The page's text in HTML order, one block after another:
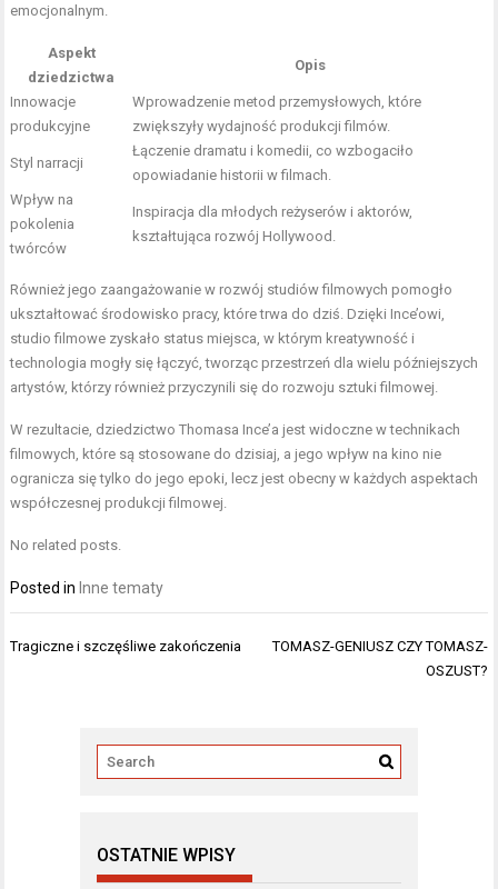
emocjonalnym.
Aspekt
dziedzictwa
Opis
Innowacje
produkcyjne
Wprowadzenie metod przemysłowych, które
zwiększyły wydajność produkcji filmów.
Styl narracji
Łączenie dramatu i komedii, co wzbogaciło
opowiadanie historii w filmach.
Wpływ na
pokolenia
twórców
Inspiracja dla młodych reżyserów i aktorów,
kształtująca rozwój Hollywood.
Również jego zaangażowanie w rozwój studiów filmowych pomogło
ukształtować środowisko pracy, które trwa do dziś. Dzięki Ince’owi,
studio filmowe zyskało status miejsca, w którym kreatywność i
technologia mogły się łączyć, tworząc przestrzeń dla wielu późniejszych
artystów, którzy również przyczynili się do rozwoju sztuki filmowej.
W rezultacie, dziedzictwo Thomasa Ince’a jest widoczne w technikach
filmowych, które są stosowane do dzisiaj, a jego wpływ na kino nie
ogranicza się tylko do jego epoki, lecz jest obecny w każdych aspektach
współczesnej produkcji filmowej.
No related posts.
Posted in Inne tematy
Nawigacja
Tragiczne i szczęśliwe zakończenia
TOMASZ-GENIUSZ CZY TOMASZ-
OSZUST?
OSTATNIE WPISY